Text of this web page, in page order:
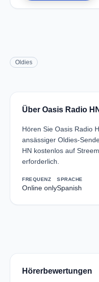
Oldies
Über Oasis Radio HN
Hören Sie Oasis Radio
ansässiger Oldies-
HN kostenlos auf
erforderlich.
FREQUENZ
Online only
SPRACHE
Spanish
Hörerbewertungen